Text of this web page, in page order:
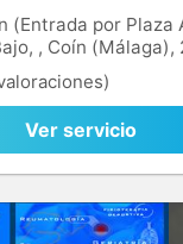
(Entrada por Plaza
, Coín (Málaga),
Ver servicio